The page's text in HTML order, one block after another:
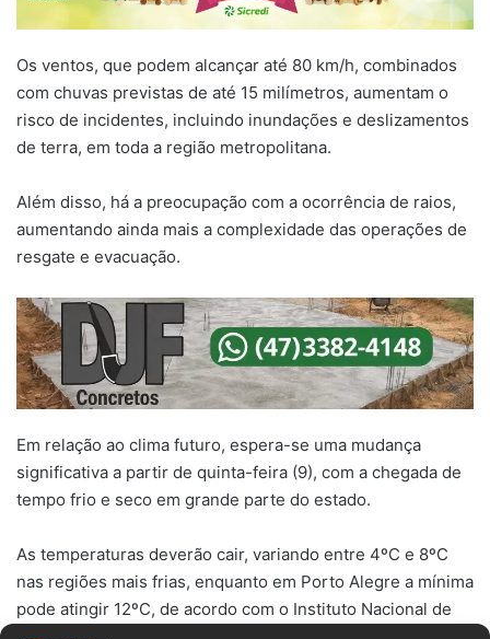
Os ventos, que podem alcançar até 80 km/h, combinados
com chuvas previstas de até 15 milímetros, aumentam o
risco de incidentes, incluindo inundações e deslizamentos
de terra, em toda a região metropolitana.
Além disso, há a preocupação com a ocorrência de raios,
aumentando ainda mais a complexidade das operações de
resgate e evacuação.
Em relação ao clima futuro, espera-se uma mudança
significativa a partir de quinta-feira (9), com a chegada de
tempo frio e seco em grande parte do estado.
As temperaturas deverão cair, variando entre 4ºC e 8ºC
nas regiões mais frias, enquanto em Porto Alegre a mínima
pode atingir 12ºC, de acordo com o Instituto Nacional de